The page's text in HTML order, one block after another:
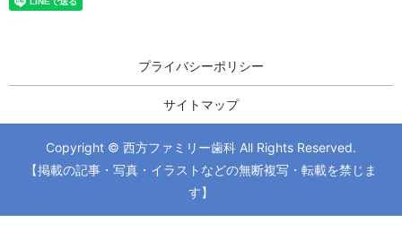
プライバシーポリシー
サイトマップ
Copyright © 西方ファミリー歯科 All Rights Reserved.
【掲載の記事・写真・イラストなどの無断複写・転載を禁じま
す】